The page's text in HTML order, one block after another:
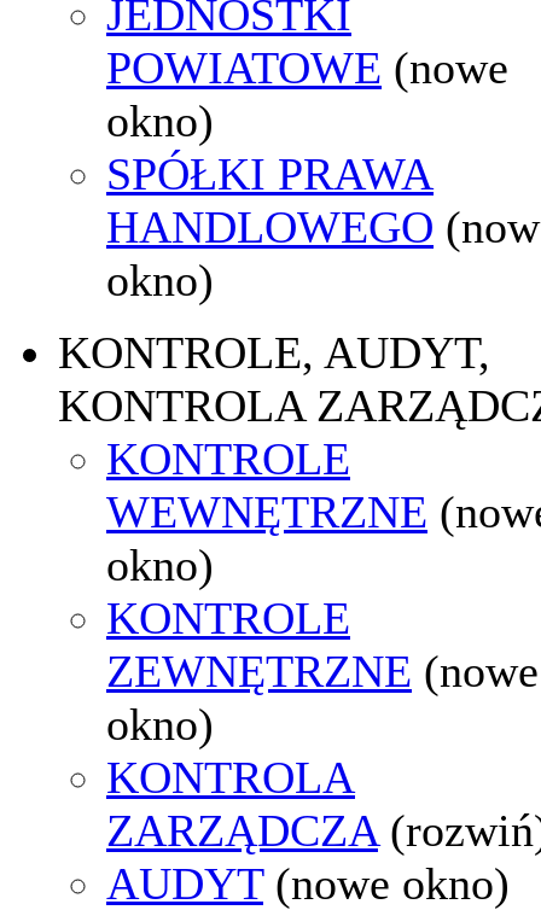
JEDNOSTKI
POWIATOWE (nowe
okno)
SPÓŁKI PRAWA
HANDLOWEGO
okno)
KONTROLE, AUDYT,
KONTROLA
KONTROLE
WEWNĘTRZNE
okno)
KONTROLE
ZEWNĘTRZNE (nowe
okno)
KONTROLA
ZARZĄDCZA
AUDYT (nowe okno)